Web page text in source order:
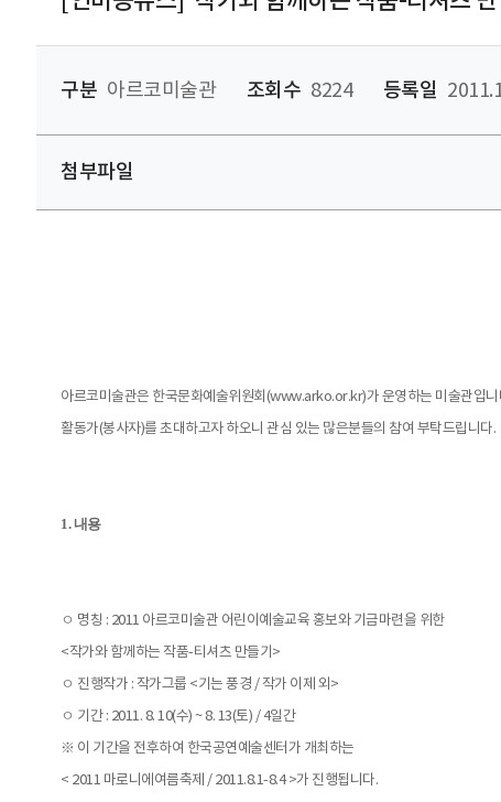
구분 아르코미술관 조회수 8224 등록일
첨부파일
아르코미술관은 한국문화예술위원회(www.arko.or.kr)가 운영하는 미술관입
활동가(봉사자)를 초대하고자 하오니 관심 있는 많은분들의 참여 부탁드립니다.
1. 내용
ㅇ 명칭 : 2011 아르코미술관 어린이예술교육 홍보와 기금마련을 위한
<작가와 함께하는 작품-티셔츠 만들기>
ㅇ 진행작가 : 작가그룹 <기는 풍경 / 작가 이제 외>
ㅇ 기간 : 2011. 8. 10(수) ~ 8. 13(토) / 4일간
※ 이 기간을 전후하여 한국공연예술센터가 개최하는
< 2011 마로니에여름축제 / 2011.8.1-8.4 >가 진행됩니다.